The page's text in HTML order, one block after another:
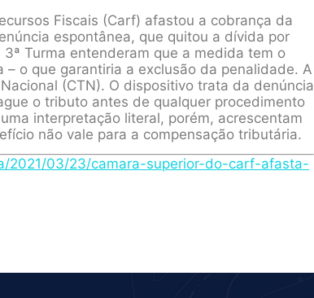
Fiscais (Carf) afastou a cobrança da
espontânea, que quitou a dívida por
Turma entenderam que a medida tem o
o que garantiria a exclusão da penalidade. A
(CTN). O dispositivo trata da denúncia
o tributo antes de qualquer procedimento
interpretação literal, porém, acrescentam
não vale para a compensação tributária.
2021/03/23/camara-superior-do-carf-afasta-